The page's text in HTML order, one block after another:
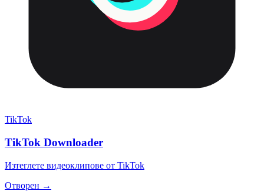
TikTok
TikTok Downloader
Изтеглете видеоклипове от TikTok
Отворен →